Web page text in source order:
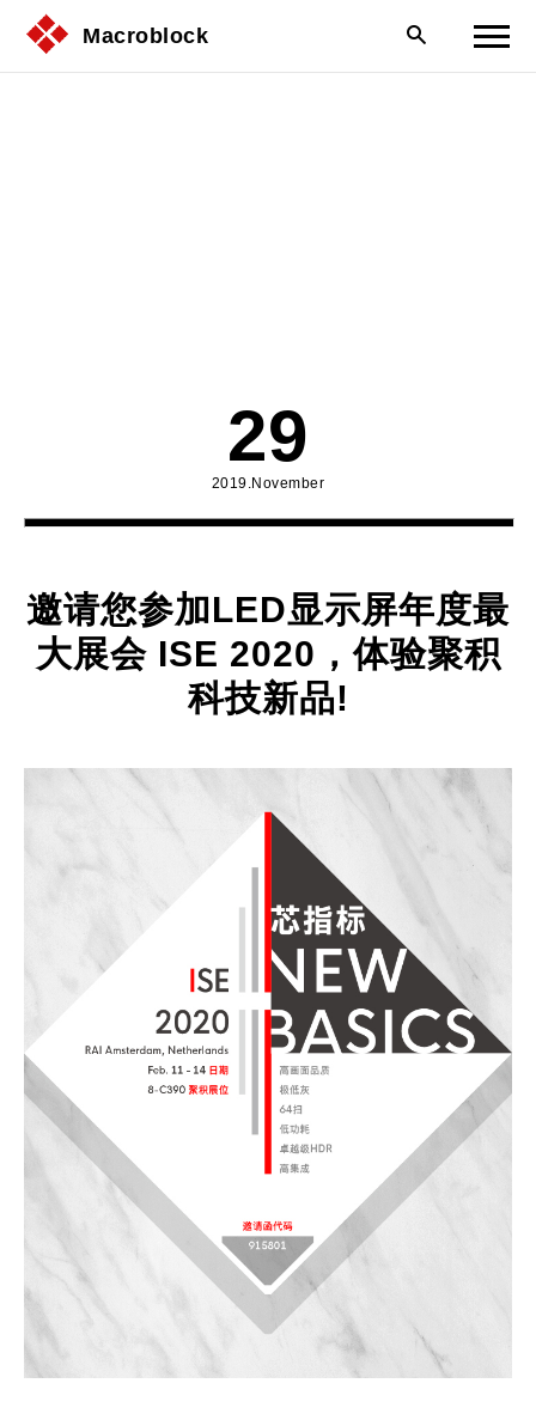
Macroblock
29
2019.November
邀请您参加LED显示屏年度最
大展会 ISE 2020，体验聚积
科技新品!